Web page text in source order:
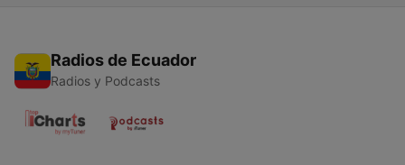
Radios de Ecuador
Radios y Podcasts